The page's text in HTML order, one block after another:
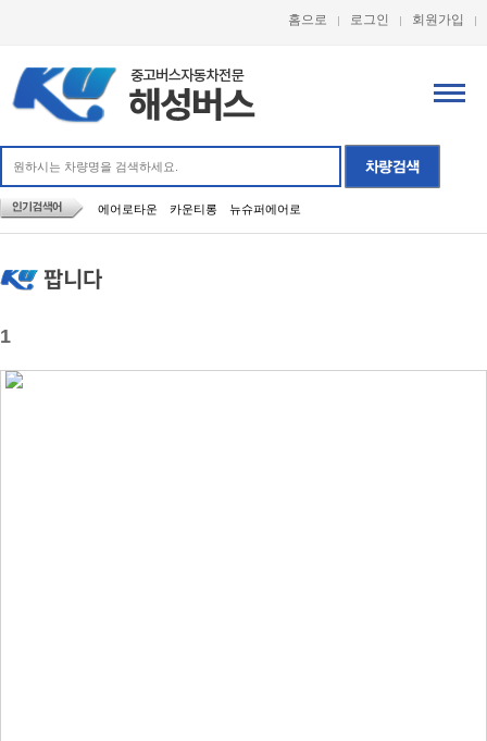
홈으로 로그인 회원가입
에어로타운 카운티롱 뉴슈퍼에어로
팝니다
1